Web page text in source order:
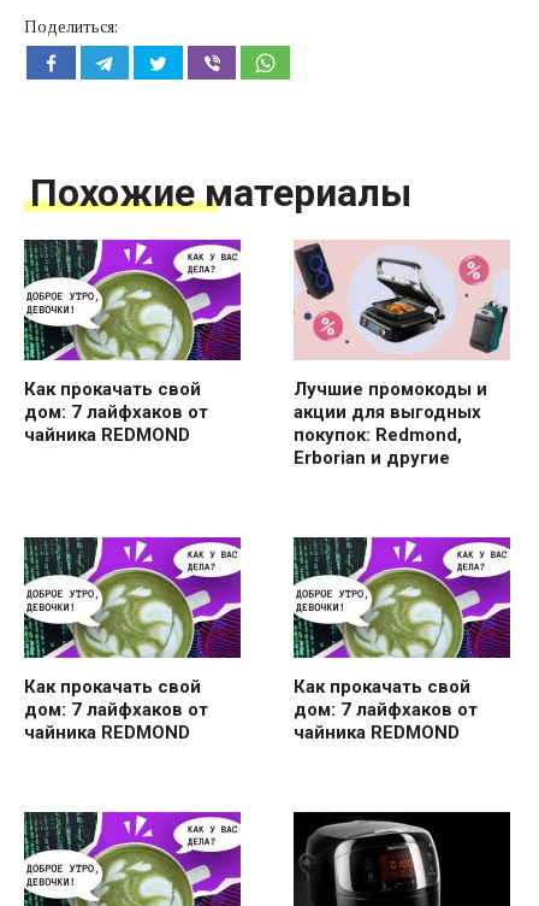
Поделиться:
Похожие материалы
Как прокачать свой
дом: 7 лайфхаков от
чайника REDMOND
Лучшие промокоды и
акции для выгодных
покупок: Redmond,
Erborian и другие
Как прокачать свой
дом: 7 лайфхаков от
чайника REDMOND
Как прокачать свой
дом: 7 лайфхаков от
чайника REDMOND